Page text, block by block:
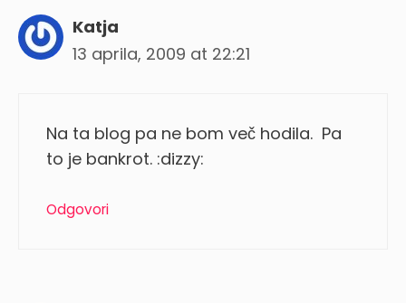
Katja
13 aprila, 2009 at 22:21
Na ta blog pa ne bom več hodila. Pa
to je bankrot. :dizzy:
Odgovori